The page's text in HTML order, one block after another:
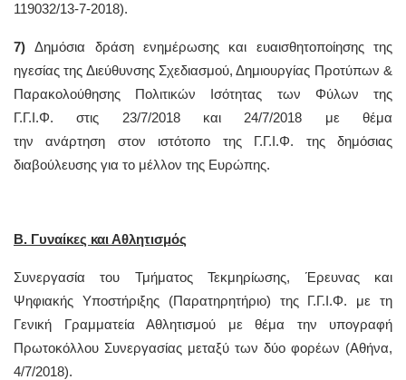
119032/13-7-2018).
7) Δημόσια δράση ενημέρωσης και ευαισθητοποίησης της
ηγεσίας της Διεύθυνσης Σχεδιασμού, Δημιουργίας Προτύπων &
Παρακολούθησης Πολιτικών Ισότητας των Φύλων της
Γ.Γ.Ι.Φ. στις 23/7/2018 και 24/7/2018 με θέμα
την ανάρτηση στον ιστότοπο της Γ.Γ.Ι.Φ. της δημόσιας
διαβούλευσης για το μέλλον της Ευρώπης.
Β. Γυναίκες και Αθλητισμός
Συνεργασία του Τμήματος Τεκμηρίωσης, Έρευνας και
Ψηφιακής Υποστήριξης (Παρατηρητήριο) της Γ.Γ.Ι.Φ. με τη
Γενική Γραμματεία Αθλητισμού με θέμα την υπογραφή
Πρωτοκόλλου Συνεργασίας μεταξύ των δύο φορέων (Αθήνα,
4/7/2018).